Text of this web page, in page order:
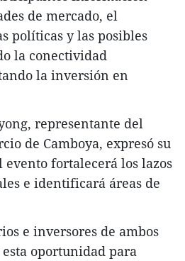
de mercado, el
políticas y las posibles
la conectividad
la inversión en
representante del
de Camboya, expresó su
fortalecerá los lazos
e identificará áreas de
e inversores de ambos
oportunidad para